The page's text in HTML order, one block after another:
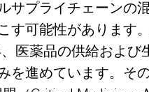
サプライチェーンの
す可能性があります
医薬品の供給および
を進めています。その